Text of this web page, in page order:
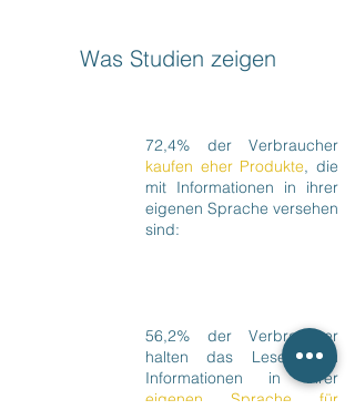
Was Studien zeigen
72,4% der Verbraucher
kaufen eher Produkte, die
mit Informationen in ihrer
eigenen Sprache versehen
sind:
56,2% der Verbraucher
halten das Lesen von
Informationen in ihrer
eigenen Sprache für